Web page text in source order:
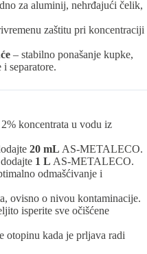
za aluminij, nehrđajući čelik,
zaštitu pri koncentraciji
– stabilno ponašanje kupke,
separatore.
koncentrata u vodu iz
20 mL AS-METALECO.
1 L AS-METALECO.
odmašćivanje i
ovisno o nivou kontaminacije.
isperite sve očišćene
otopinu kada je prljava radi